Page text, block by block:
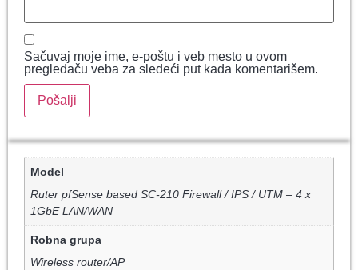
Sačuvaj moje ime, e-poštu i veb mesto u ovom
pregledaču veba za sledeći put kada komentarišem.
Model
Ruter pfSense based SC-210 Firewall / IPS / UTM – 4 x
1GbE LAN/WAN
Robna grupa
Wireless router/AP